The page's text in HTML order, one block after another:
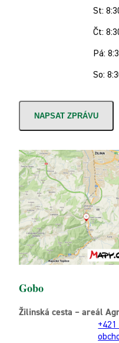
St:
Čt:
Pá:
So:
NAPSAT ZPRÁVU
Gobo
Žilinská cesta – areál
+421